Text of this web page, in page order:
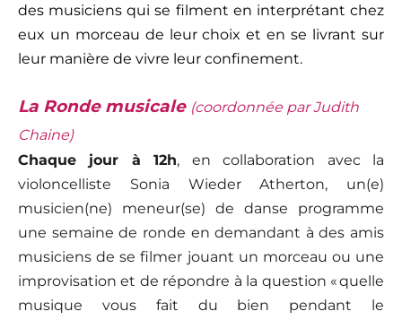
des musiciens qui se filment en interprétant chez
eux un morceau de leur choix et en se livrant sur
leur manière de vivre leur confinement.
La Ronde musicale (coordonnée par Judith
Chaine)
Chaque jour à 12h, en collaboration avec la
violoncelliste Sonia Wieder Atherton, un(e)
musicien(ne) meneur(se) de danse programme
une semaine de ronde en demandant à des amis
musiciens de se filmer jouant un morceau ou une
improvisation et de répondre à la question « quelle
musique vous fait du bien pendant le